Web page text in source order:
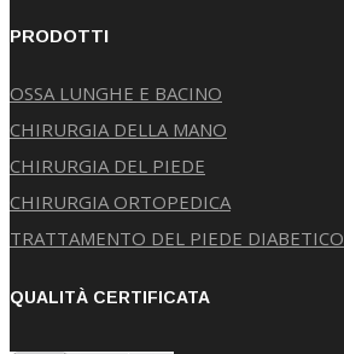
PRODOTTI
OSSA LUNGHE E BACINO
CHIRURGIA DELLA MANO
CHIRURGIA DEL PIEDE
CHIRURGIA ORTOPEDICA
TRATTAMENTO DEL PIEDE DIABETICO
QUALITÀ CERTIFICATA